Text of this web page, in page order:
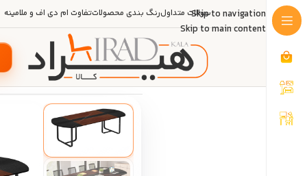
Skip to navigation
Skip to main content
سوالات متداولرنگ بندی محصولاتتفاوت ام دی اف و ملامینه
خانه/مبلمان اداری/میز اداری میز